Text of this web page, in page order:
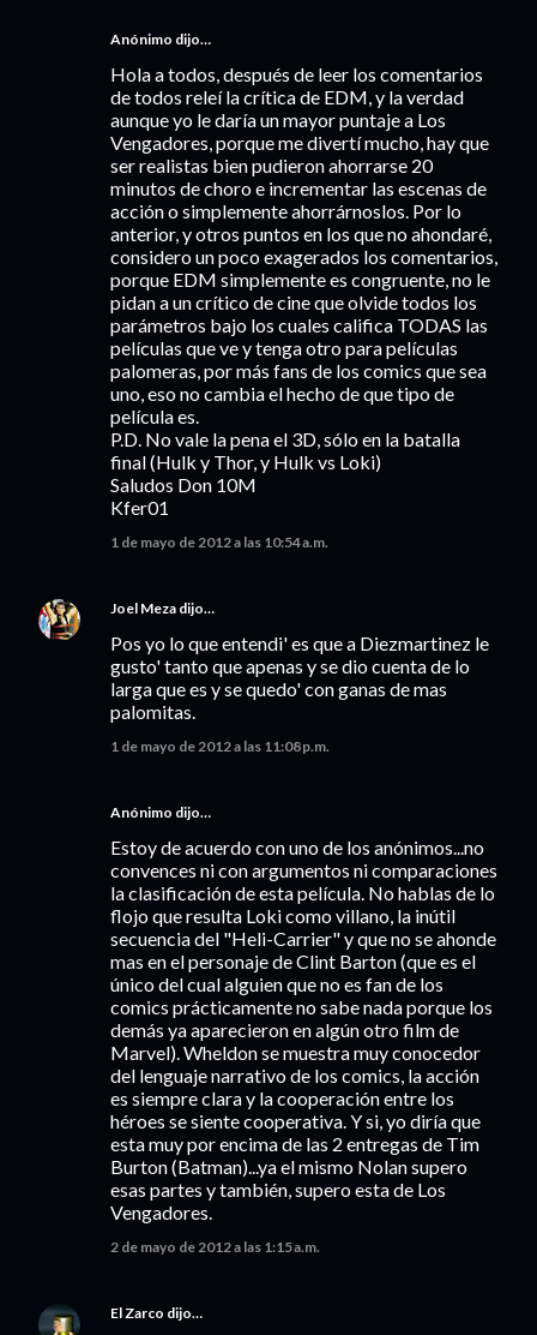
Anónimo dijo…
Hola a todos, después de leer los comentarios
de todos releí la crítica de EDM, y la verdad
aunque yo le daría un mayor puntaje a Los
Vengadores, porque me divertí mucho, hay que
ser realistas bien pudieron ahorrarse 20
minutos de choro e incrementar las escenas de
acción o simplemente ahorrárnoslos. Por lo
anterior, y otros puntos en los que no ahondaré,
considero un poco exagerados los comentarios,
porque EDM simplemente es congruente, no le
pidan a un crítico de cine que olvide todos los
parámetros bajo los cuales califica TODAS las
películas que ve y tenga otro para películas
palomeras, por más fans de los comics que sea
uno, eso no cambia el hecho de que tipo de
película es.
P.D. No vale la pena el 3D, sólo en la batalla
final (Hulk y Thor, y Hulk vs Loki)
Saludos Don 10M
Kfer01
1 de mayo de 2012 a las 10:54 a.m.
Joel Meza dijo…
Pos yo lo que entendi' es que a Diezmartinez le
gusto' tanto que apenas y se dio cuenta de lo
larga que es y se quedo' con ganas de mas
palomitas.
1 de mayo de 2012 a las 11:08 p.m.
Anónimo dijo…
Estoy de acuerdo con uno de los anónimos...no
convences ni con argumentos ni comparaciones
la clasificación de esta película. No hablas de lo
flojo que resulta Loki como villano, la inútil
secuencia del "Heli-Carrier" y que no se ahonde
mas en el personaje de Clint Barton (que es el
único del cual alguien que no es fan de los
comics prácticamente no sabe nada porque los
demás ya aparecieron en algún otro film de
Marvel). Wheldon se muestra muy conocedor
del lenguaje narrativo de los comics, la acción
es siempre clara y la cooperación entre los
héroes se siente cooperativa. Y si, yo diría que
esta muy por encima de las 2 entregas de Tim
Burton (Batman)...ya el mismo Nolan supero
esas partes y también, supero esta de Los
Vengadores.
2 de mayo de 2012 a las 1:15 a.m.
El Zarco dijo…